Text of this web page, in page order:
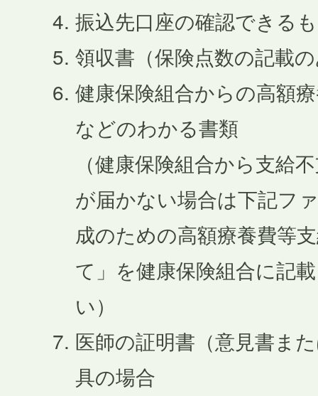
振込先口座の確認できる
領収書（保険点数の記載
健康保険組合からの高額
などのわかる書類
（健康保険組合から支給
が届かない場合は下記フ
成のための高額療養費等
て」を健康保険組合に記
い）
医師の証明書（意見書ま
具の場合